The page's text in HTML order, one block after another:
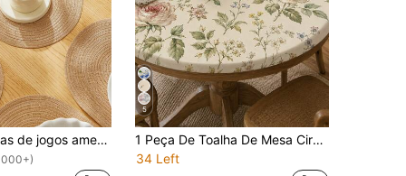
1/2/4/6/8 peças de jogos americanos ovais minimalistas de poliéster bege-café ombré
5
1 Peça De Toalha De Mesa Circular Elástica Com Impressão De Aguarela Retrô, Macia E Durável, Reutilizável, Adequada Para Mesas Redondas, Perfeita Para Uso Diário, Chás De Noiva, Festas No Jardim, Utensílios De Cozinha, Piqueniques Ao Ar Livre, Cafés E Decoração De Casa.
34 Left